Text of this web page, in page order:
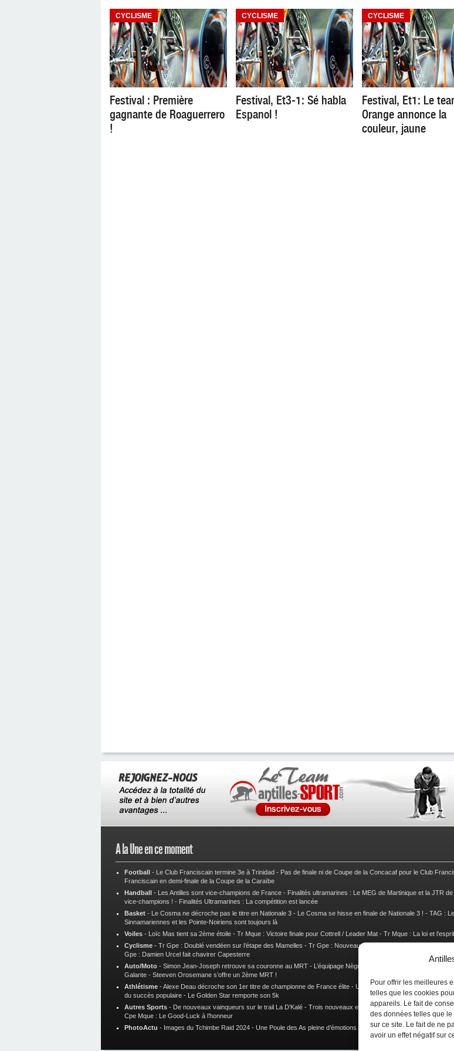
Pour offrir les meilleures
telles que les cookies
appareils. Le fait de
des données telles que
sur ce site. Le fait de ne
avoir un effet négatif sur
CYCLISME
Festival : Première
gagnante de Roaguerrero
!
CYCLISME
Festival, Et3-1: Sé habla
Espanol !
CYCLISME
Festival, Et1: Le
Orange annonce la
couleur, jaune
A la Une en ce moment
Football - Le Club Franciscain termine 3e à Trinidad - Pas de finale ni de Coupe de la Concacaf pour le Club
Franciscain en demi-finale de la Coupe de la Caraïbe
Handball - Les Antilles sont vice-champions de France - Finalités ultramarines : Le MEG de Martinique et la JTR de
vice-champions ! - Finalités Ultramarines : La compétition est lancée
Basket - Le Cosma ne décroche pas le titre en Nationale 3 - Le Cosma se hisse en finale de Nationale 3 ! - TAG :
Sinnamariennes et les Pointe-Noiriens sont toujours là
Voiles - Loïc Mas tient sa 2ème étoile - Tr Mque : Victoire finale pour Cottrell / Leader Mat - Tr Mque : La loi et
Cyclisme - Tr Gpe : Doublé vendéen sur l’étape des Mamelles - Tr Gpe : Nouveau changement de leader, Damien
Gpe : Damien Urcel fait chavirer Capesterre
Auto/Moto - Simon Jean-Joseph retrouve sa couronne au MRT - L’équipage Nègre – Gérard remporte le 9e rallye
Galante - Steeven Orosemane s’offre un 2ème MRT !
Athlétisme -Alexe Deau décroche son 1er titre de championne de France élite - Un semi marathon sous le signe
du succès populaire - Le Golden Star remporte son 5k
Autres Sports - De nouveaux vainqueurs sur le trail La D’Kalé - Trois nouveaux et un habitué au palmarès du Trail
Cpe Mque : Le Good-Luck à l’honneur
PhotoActu - Images du Tchimbe Raid 2024 - Une Poule des As pleine d’émotions ! Images de la Woulib 113 X-